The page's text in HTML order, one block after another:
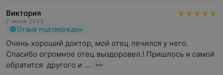
Виктория
7 июня 2025
Отзыв подтвержден
Очень хороший доктор, мой отец лечился у него.
Спасибо огромное отец выздоровел.! Пришлось и самой
обратится  другого и ...